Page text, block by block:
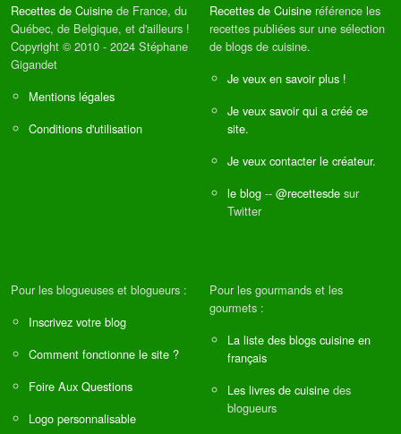
Recettes de Cuisine de France, du
Québec, de Belgique, et d'ailleurs !
Copyright © 2010 - 2024 Stéphane
Gigandet
Mentions légales
Conditions d'utilisation
Recettes de Cuisine référence les
recettes publiées sur une sélection
de blogs de cuisine.
Je veux en savoir plus !
Je veux savoir qui a créé ce
site.
Je veux contacter le créateur.
le blog -- @recettesde sur
Twitter
Pour les blogueuses et blogueurs :
Inscrivez votre blog
Comment fonctionne le site ?
Foire Aux Questions
Logo personnalisable
Pour les gourmands et les
gourmets :
La liste des blogs cuisine en
français
Les livres de cuisine des
blogueurs